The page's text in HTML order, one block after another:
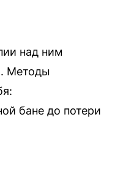
над ним
Методы
бане до потери